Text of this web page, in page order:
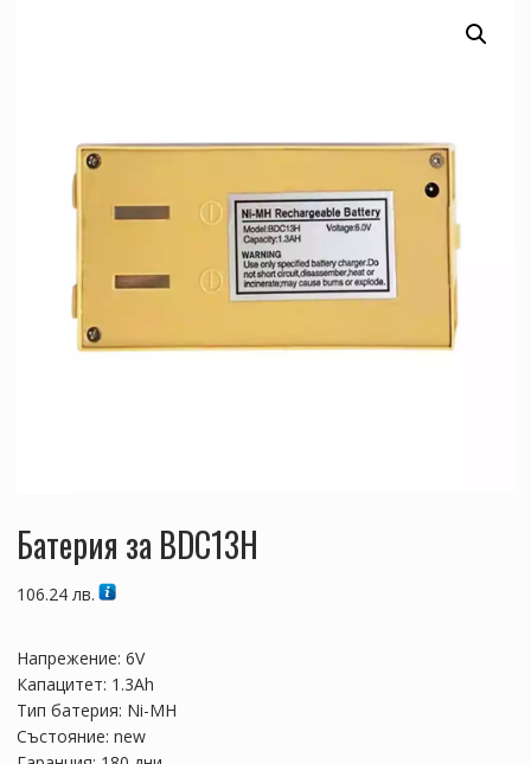
Батерия за BDC13H
106.24 лв.
Напрежение: 6V
Капацитет: 1.3Ah
Тип батерия: Ni-MH
Състояние: new